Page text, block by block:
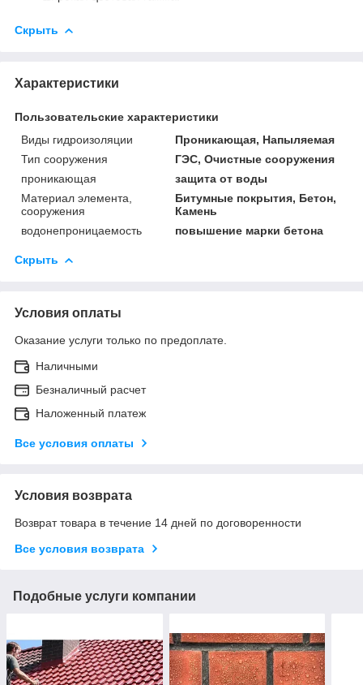
Скрыть
Характеристики
Пользовательские характеристики
Виды гидроизоляции
Проникающая, Напыляемая
Тип сооружения
ГЭС, Очистные сооружения
проникающая
защита от воды
Материал элемента,
сооружения
Битумные покрытия, Бетон,
Камень
водонепроницаемость
повышение марки бетона
Скрыть
Условия оплаты
Оказание услуги только по предоплате.
Наличными
Безналичный расчет
Наложенный платеж
Все условия оплаты
Условия возврата
Возврат товара в течение 14 дней по договоренности
Все условия возврата
Подобные услуги компании